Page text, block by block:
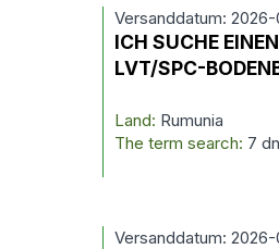
Versanddatum:
ICH SUCHE
LVT/SPC-
Land: Rumunia
The term search: 7
Versanddatum: